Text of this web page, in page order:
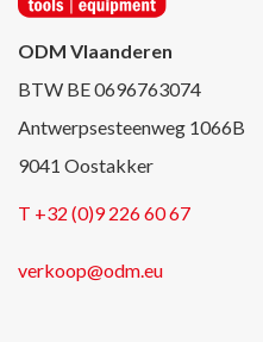
ODM Vlaanderen
BTW BE 0696763074
Antwerpsesteenweg 1066B
9041 Oostakker
T +32 (0)9 226 60 67
verkoop@odm.eu